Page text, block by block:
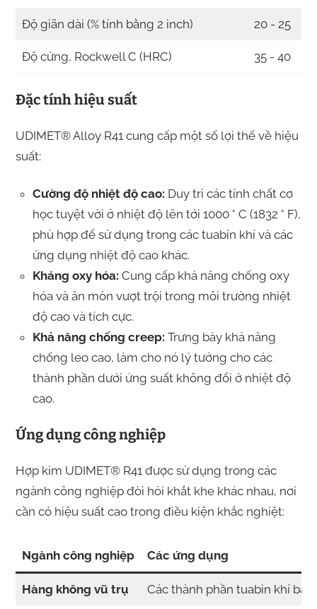
Độ giãn dài (% tính bằng 2 inch) 20 - 25
Độ cứng, Rockwell C (HRC) 35 - 40
Đặc tính hiệu suất
UDIMET® Alloy R41 cung cấp một số lợi thế về hiệu
suất:
Cường độ nhiệt độ cao: Duy trì các tính chất cơ
học tuyệt vời ở nhiệt độ lên tới 1000 ° C (1832 ° F),
phù hợp để sử dụng trong các tuabin khí và các
ứng dụng nhiệt độ cao khác.
Kháng oxy hóa: Cung cấp khả năng chống oxy
hóa và ăn mòn vượt trội trong môi trường nhiệt
độ cao và tích cực.
Khả năng chống creep: Trưng bày khả năng
chống leo cao, làm cho nó lý tưởng cho các
thành phần dưới ứng suất không đổi ở nhiệt độ
cao.
Ứng dụng công nghiệp
Hợp kim UDIMET® R41 được sử dụng trong các
ngành công nghiệp đòi hỏi khắt khe khác nhau, nơi
cần có hiệu suất cao trong điều kiện khắc nghiệt:
Ngành công nghiệp Các ứng dụng
Hàng không vũ trụ Các thành phần tuabin khí